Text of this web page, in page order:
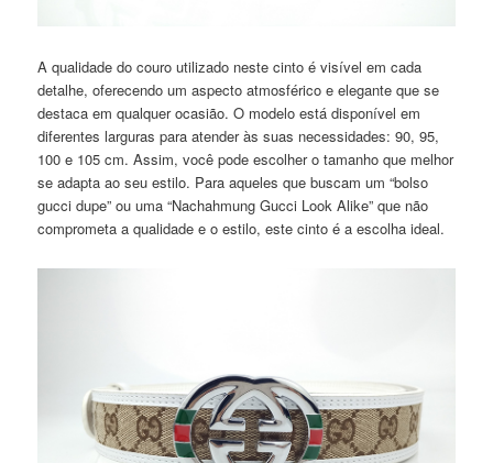
A qualidade do couro utilizado neste cinto é visível em cada
detalhe, oferecendo um aspecto atmosférico e elegante que se
destaca em qualquer ocasião. O modelo está disponível em
diferentes larguras para atender às suas necessidades: 90, 95,
100 e 105 cm. Assim, você pode escolher o tamanho que melhor
se adapta ao seu estilo. Para aqueles que buscam um “bolso
gucci dupe” ou uma “Nachahmung Gucci Look Alike” que não
comprometa a qualidade e o estilo, este cinto é a escolha ideal.